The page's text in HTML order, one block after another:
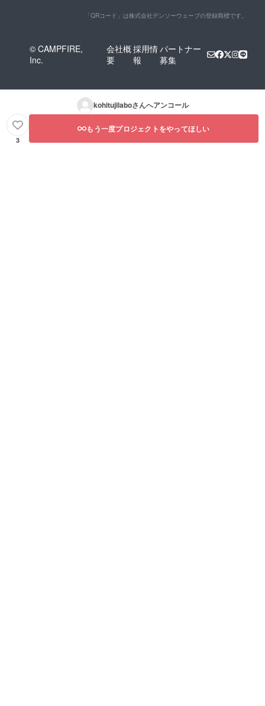
「QRコード」は株式会社デンソーウェーブの登録商標です。
© CAMPFIRE,
Inc.
会社概
要
採用情
報
パートナー
募集
kohitujilaboさんへアンコール
3
もう一度プロジェクトをやってほしい